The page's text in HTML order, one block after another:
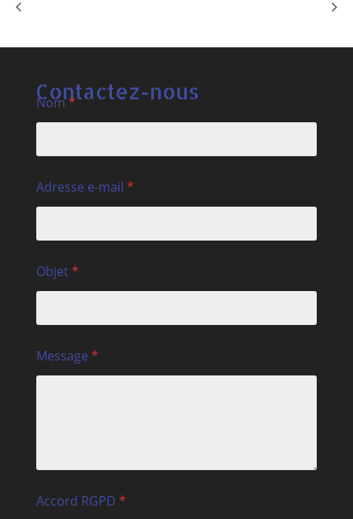
Contactez-nous
Nom*
Adresse e-mail *
Objet*
Message *
Accord RGPD *